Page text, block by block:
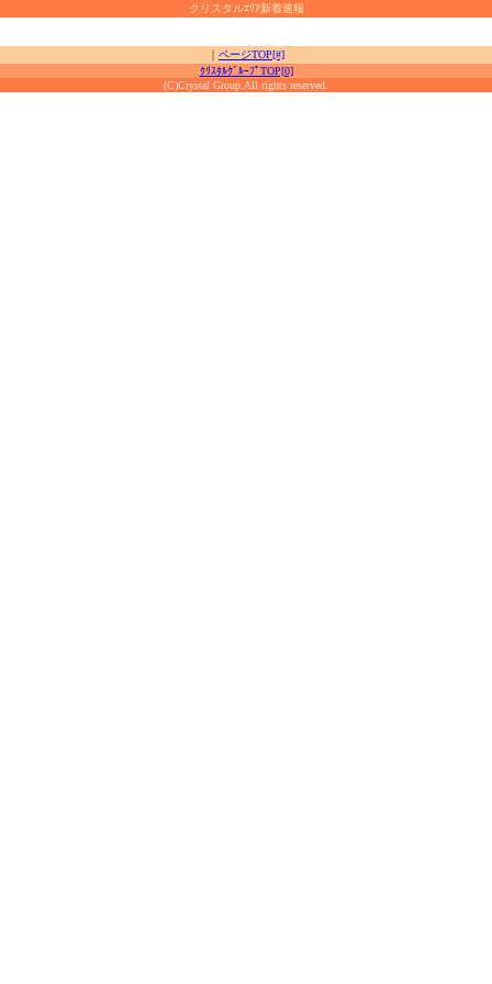
クリスタルｴﾘｱ新着速報
｜ ページTOP[#]
ｸﾘｽﾀﾙｸﾞﾙｰﾌﾟTOP[0]
(C)Crystal Group.All rights reserved.